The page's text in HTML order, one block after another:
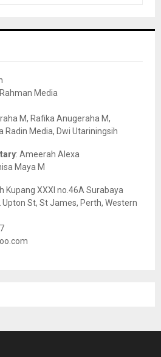
Media
M, Rafika Anugeraha M,
Radin Media, Dwi Utariningsih
: Ameerah Alexa
Maya M
Kupang XXXI no.46A Surabaya
Upton St, St James, Perth, Western